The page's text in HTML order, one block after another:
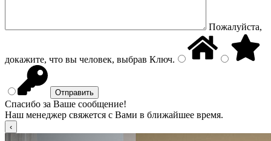
Пожалуйста,
докажите, что вы человек, выбрав Ключ.
Спасибо за Ваше сообщение!
Наш менеджер свяжется с Вами в ближайшее время.